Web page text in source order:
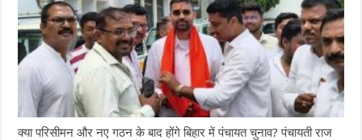
क्या परिसीमन और नए गठन के बाद होंगे बिहार में पंचायत चुनाव? पंचायती राज